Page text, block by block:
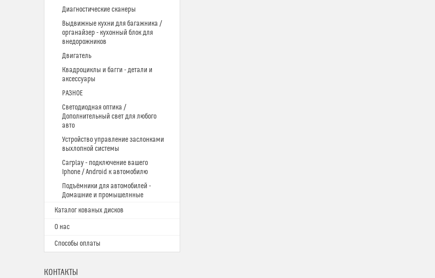
Диагностические сканеры
Выдвижные кухни для багажника /
органайзер - кухонный блок для
внедорожников
Двигатель
Квадроциклы и багги - детали и
аксессуары
РАЗНОЕ
Светодиодная оптика /
Дополнительный свет для любого
авто
Устройство управление заслонками
выхлопной системы
Carplay - подключение вашего
Iphone / Android к автомобилю
Подъёмники для автомобилей -
Домашние и промышелнные
Каталог кованых дисков
О нас
Способы оплаты
КОНТАКТЫ